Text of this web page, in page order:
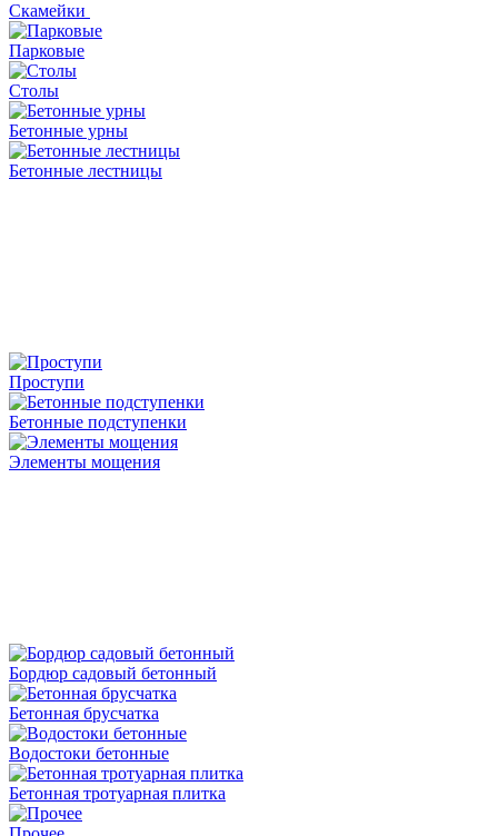
Скамейки
Парковые
Столы
Бетонные урны
Бетонные лестницы
Проступи
Бетонные подступенки
Элементы мощения
Бордюр садовый бетонный
Бетонная брусчатка
Водостоки бетонные
Бетонная тротуарная плитка